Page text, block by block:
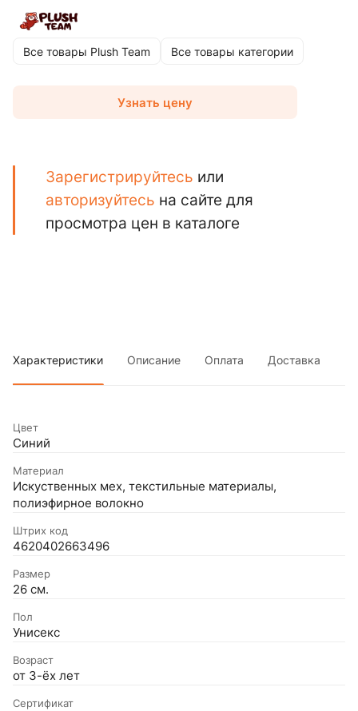
мягкую игрушку синего инопланетянина можно уже
сегодня! Порадуйте себя или своих близких этим
Все товары Plush Team Все товары категории
Узнать цену
Зарегистрируйтесь или
авторизуйтесь на сайте для
просмотра цен в каталоге
Характеристики Описание Оплата Доставка
Цвет
Синий
Материал
Искуственных мех, текстильные материалы,
полиэфирное волокно
Штрих код
4620402663496
Размер
26 см.
Пол
Унисекс
Возраст
от 3-ёх лет
Сертификат